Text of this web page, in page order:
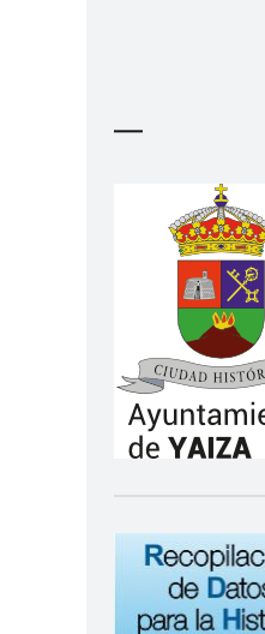
—